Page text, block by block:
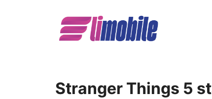
Stranger Things 5